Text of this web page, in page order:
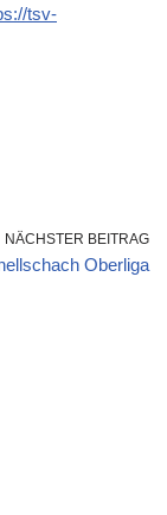
tsv-
NÄCHSTER BEITRAG
Oberliga